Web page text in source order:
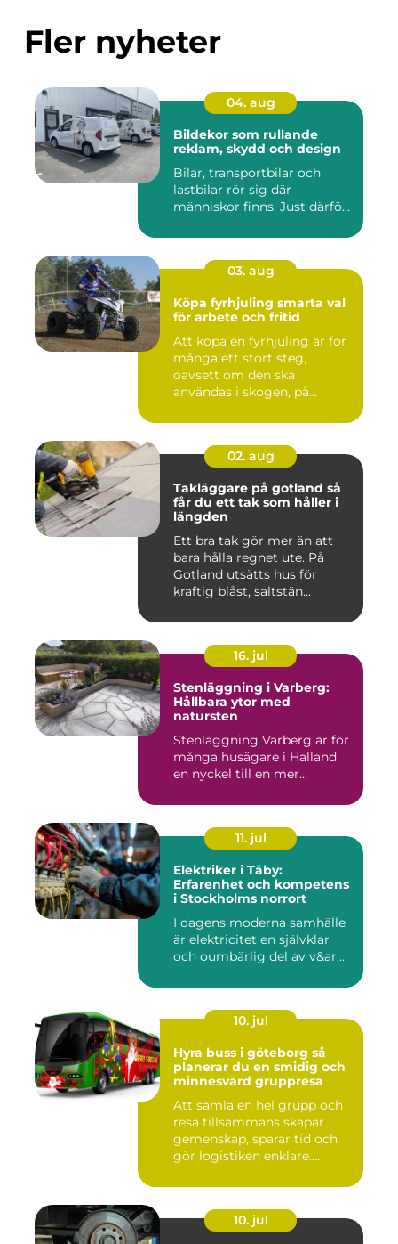
Fler nyheter
04. aug
Bildekor som rullande
reklam, skydd och design
Bilar, transportbilar och
lastbilar rör sig där
människor finns. Just därfö...
03. aug
Köpa fyrhjuling smarta val
för arbete och fritid
Att köpa en fyrhjuling är för
många ett stort steg,
oavsett om den ska
användas i skogen, på
02. aug
Takläggare på gotland så
får du ett tak som håller i
längden
Ett bra tak gör mer än att
bara hålla regnet ute. På
Gotland utsätts hus för
kraftig blåst, saltstän...
16. jul
Stenläggning i Varberg:
Hållbara ytor med
natursten
Stenläggning Varberg är för
många husägare i Halland
en nyckel till en mer...
11. jul
Elektriker i Täby:
Erfarenhet och kompetens
i Stockholms norrort
I dagens moderna samhälle
är elektricitet en självklar
och oumbärlig del av v&ar...
10. jul
Hyra buss i göteborg så
planerar du en smidig och
minnesvärd gruppresa
Att samla en hel grupp och
resa tillsammans skapar
gemenskap, sparar tid och
gör logistiken enklare....
10. jul